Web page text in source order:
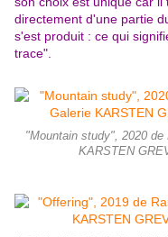
directement d'une partie
s'est produit : ce qui
trace".
"Mountain study", 2020
KARSTEN